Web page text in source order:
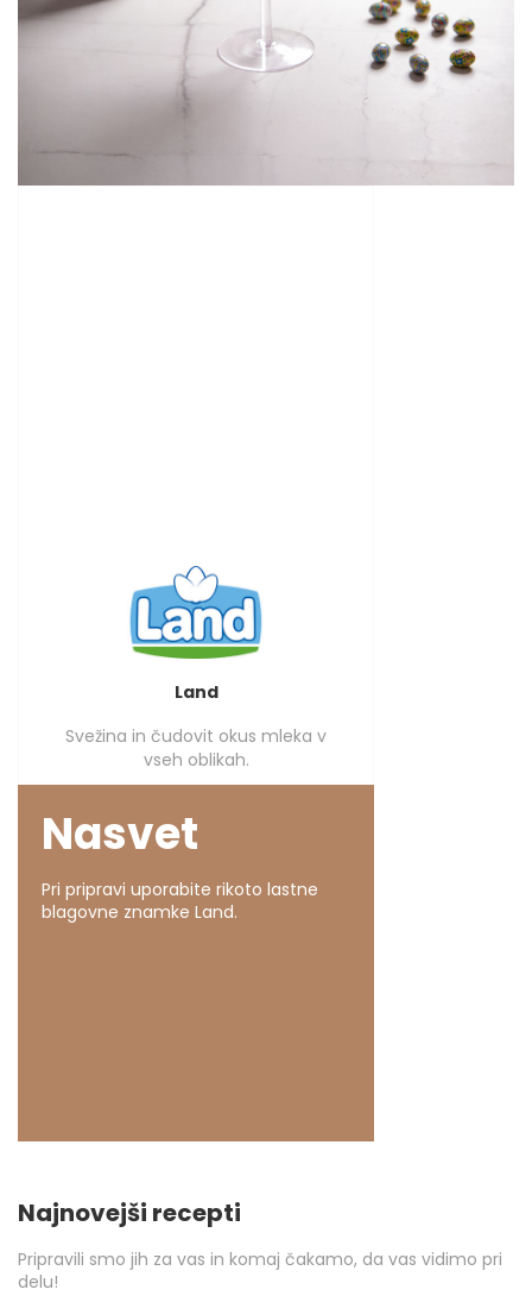
Land
Svežina in čudovit okus mleka v
vseh oblikah.
Nasvet
Pri pripravi uporabite rikoto lastne
blagovne znamke Land.
Najnovejši recepti
Pripravili smo jih za vas in komaj čakamo, da vas vidimo pri
delu!